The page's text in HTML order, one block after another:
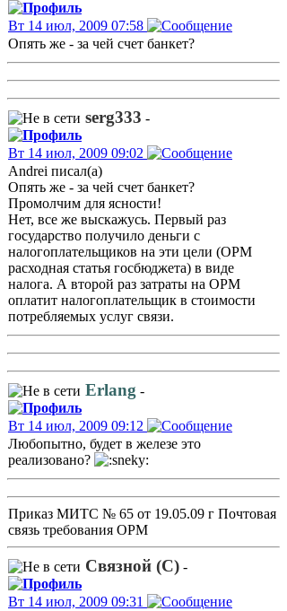
Вт 14 июл, 2009 07:58
Опять же - за чей счет банкет?
serg333 -
Вт 14 июл, 2009 09:02
Andrei писал(а)
Опять же - за чей счет банкет?
Промолчим для ясности!
Нет, все же выскажусь. Первый раз
государство получило деньги с
налогоплательщиков на эти цели (ОРМ
расходная статья госбюджета) в виде
налога. А второй раз затраты на ОРМ
оплатит налогоплательщик в стоимости
потребляемых услуг связи.
Erlang -
Вт 14 июл, 2009 09:12
Любопытно, будет в железе это
реализовано?
Приказ МИТС № 65 от 19.05.09 г Почтовая
связь требования ОРМ
Связной (С) -
Вт 14 июл, 2009 09:31